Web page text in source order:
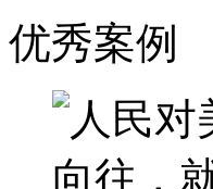
优秀案例